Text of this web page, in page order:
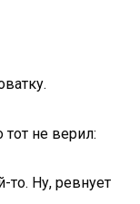
не верил:
то. Ну, ревнует